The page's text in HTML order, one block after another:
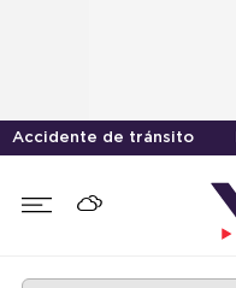
Accidente de tránsito